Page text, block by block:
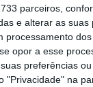
parceiros,
e alterar as
processamento
opor a esse
preferências
na
uma taxa
taxa vai cobrir